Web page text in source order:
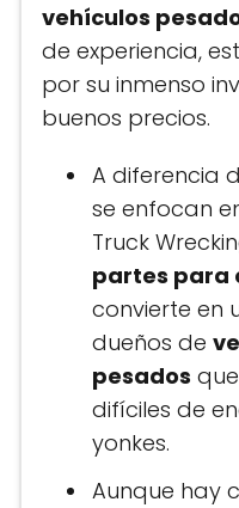
vehículos
de experiencia,
por su inmenso
buenos precios.
A diferencia
se enfocan
Truck
partes para
convierte en
dueños de
pesados
difíciles de
yonkes.
Aunque hay